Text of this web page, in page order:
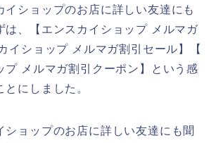
イショップのお店に詳しい友達にも
は、【エンスカイショップ メルマガ
イショップ メルマガ割引セール】【
プ メルマガ割引クーポン】という感
とにしました。
ショップのお店に詳しい友達にも聞